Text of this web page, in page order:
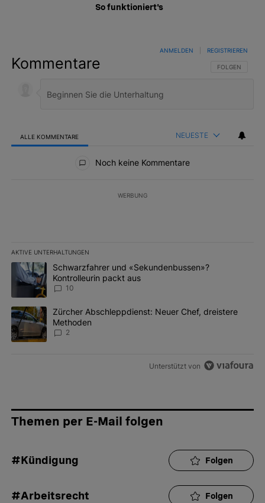
So funktioniert's
Kommentare FOLGE DIESER
FOLGEN
ANMELDEN REGISTRIEREN
ALLE KOMMENTARE NEUESTE
Noch keine Kommentare
WERBUNG
AKTIVE UNTERHALTUNGEN
Das Folgende ist eine Liste der am meisten kommentierten
Ein Trendartikel mit dem Titel "Schwarzfahrer und
Schwarzfahrer und «Sekundenbussen»?
Kontrolleurin packt aus
10
Ein Trendartikel mit dem Titel "Zürcher Abschleppdienst: Neuer
Zürcher Abschleppdienst: Neuer Chef, dreistere
Methoden
2
Unterstützt von
Themen per E-Mail folgen
#Kündigung Folgen
#Arbeitsrecht Folgen